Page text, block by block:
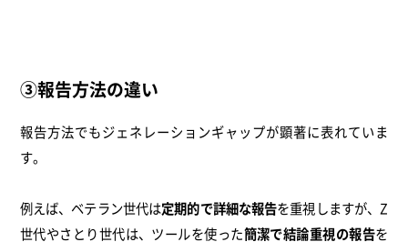
③報告方法の違い
報告方法でもジェネレーションギャップが顕著に表れていま
す。
例えば、ベテラン世代は定期的で詳細な報告を重視しますが、Z
世代やさとり世代は、ツールを使った簡潔で結論重視の報告を